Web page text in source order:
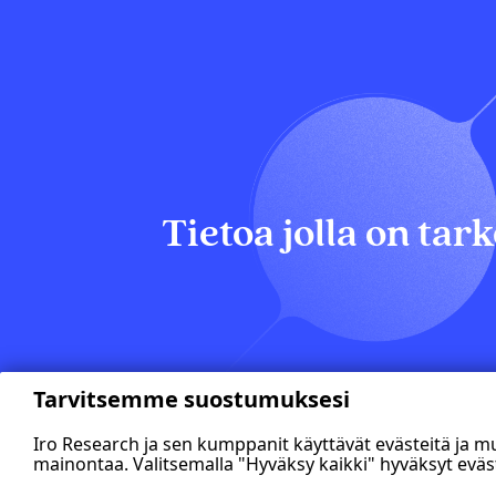
Tietoa jolla on
Tarvitsemme suostumuksesi
Iro Research ja sen kumppanit käyttävät evästeitä ja
mainontaa. Valitsemalla "Hyväksy kaikki" hyväksyt